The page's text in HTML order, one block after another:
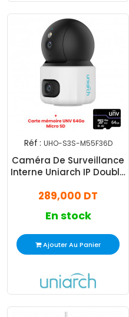
Réf : UHO-S3S-M55F36D
Caméra De Surveillance
Interne Uniarch IP Double
MP) Blanc
289,000 DT
En stock
Ajouter Au Panier